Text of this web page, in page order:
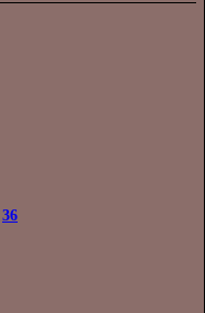
36